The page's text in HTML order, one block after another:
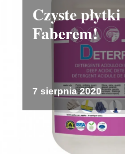
Czyste płytki
Faberem!
7 sierpnia 2020